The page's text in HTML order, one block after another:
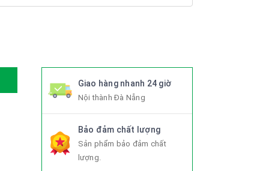
Giao hàng nhanh 24 giờ
Nội thành Đà Nẵng
Bảo đảm chất lượng
Sản phẩm bảo đảm chất
lượng.